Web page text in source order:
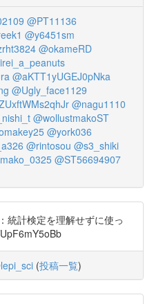
@PT11136
@y6451sm
@okameRD
@aKTT1yUGEJ0pNka
@Ugly_face1129
@nagu1110
@wollustmakoST
@york036
@rintosou @s3_shiki
@ST56694907
統計検定を理解せずに使っ
(投稿一覧)